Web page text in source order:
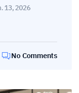
13, 2026
No Comments